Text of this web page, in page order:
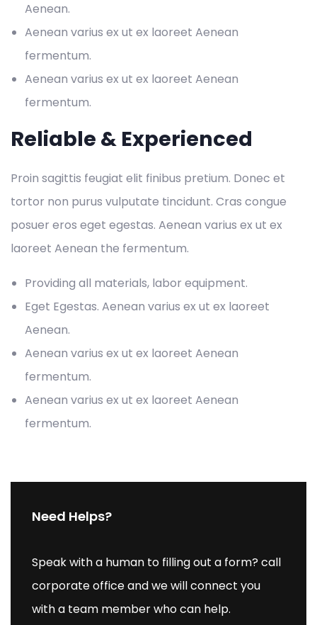
Aenean.
Aenean varius ex ut ex laoreet Aenean
fermentum.
Aenean varius ex ut ex laoreet Aenean
fermentum.
Reliable & Experienced
Proin sagittis feugiat elit finibus pretium. Donec et
tortor non purus vulputate tincidunt. Cras congue
posuer eros eget egestas. Aenean varius ex ut ex
laoreet Aenean the fermentum.
Providing all materials, labor equipment.
Eget Egestas. Aenean varius ex ut ex laoreet
Aenean.
Aenean varius ex ut ex laoreet Aenean
fermentum.
Aenean varius ex ut ex laoreet Aenean
fermentum.
Need Helps?
Speak with a human to filling out a form? call
corporate office and we will connect you
with a team member who can help.